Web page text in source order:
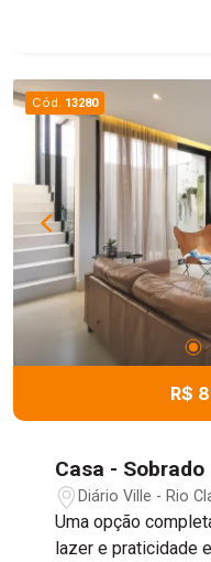
pronto para receber
Cód. 13280
R$
Casa - Sobrado
Diário Ville - Rio
Uma opção
lazer e praticidade